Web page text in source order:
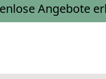
Angebote